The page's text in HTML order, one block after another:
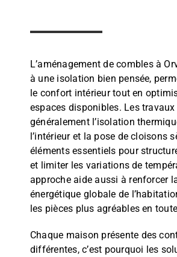
L’aménagement de combles à
à une isolation bien pensée,
le confort intérieur tout en
espaces disponibles. Les
généralement l’isolation
l’intérieur et la pose de cloisons
éléments essentiels pour
et limiter les variations de
approche aide aussi à renforcer
énergétique globale de
les pièces plus agréables en
Chaque maison présente des
différentes, c’est pourquoi les